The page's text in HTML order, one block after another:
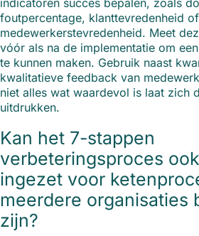
indicatoren succes bepalen, zoals
foutpercentage, klanttevredenheid of
medewerkerstevredenheid. Meet
vóór als na de implementatie om
te kunnen maken. Gebruik naast
kwalitatieve feedback van
niet alles wat waardevol is laat zich
uitdrukken.
Kan het 7-stappen
verbeteringsproces
ingezet voor
meerdere organisaties
zijn?